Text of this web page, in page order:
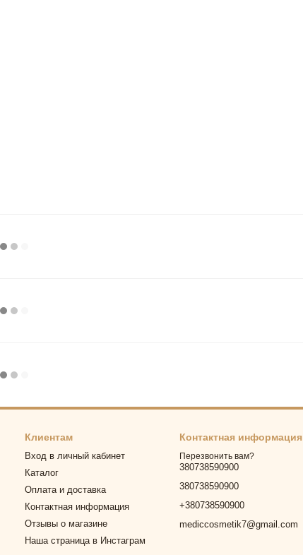
Клиентам
Вход в личный кабинет
Каталог
Оплата и доставка
Контактная информация
Отзывы о магазине
Наша страница в Инстаграм
Контактная информация
Перезвонить вам?
380738590900
380738590900
+380738590900
mediccosmetik7@gmail.com